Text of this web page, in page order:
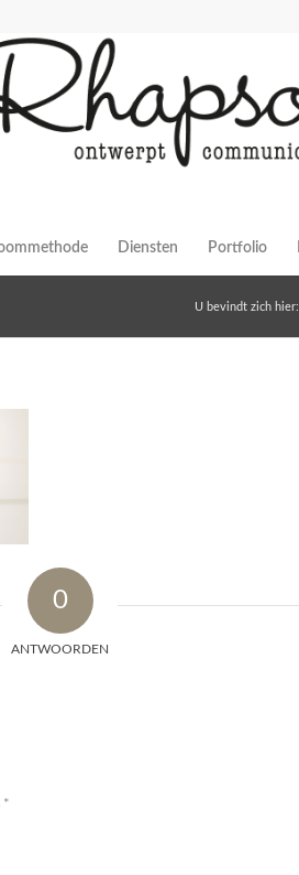
Diensten Portfolio
U bevindt zich hier:
0
ANTWOORDEN
*